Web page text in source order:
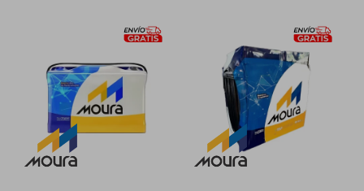
Lubricantes
Aditivos